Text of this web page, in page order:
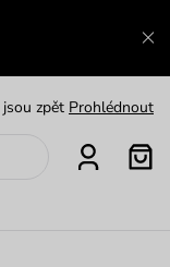
se inspirovat Ukázat